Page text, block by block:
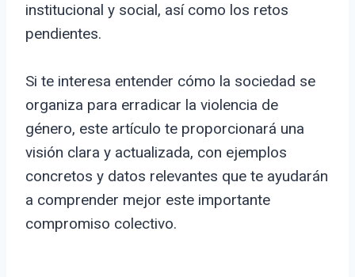
institucional y social, así como los retos
pendientes.
Si te interesa entender cómo la sociedad se
organiza para erradicar la violencia de
género, este artículo te proporcionará una
visión clara y actualizada, con ejemplos
concretos y datos relevantes que te ayudarán
a comprender mejor este importante
compromiso colectivo.